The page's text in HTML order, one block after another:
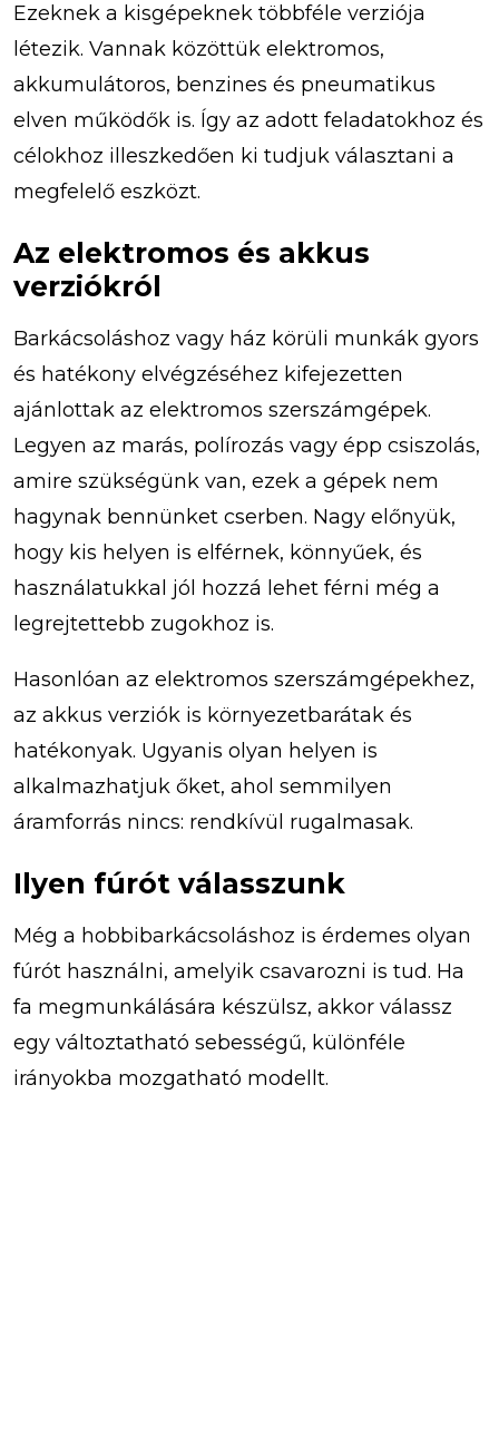
Ezeknek a kisgépeknek többféle verziója
létezik. Vannak közöttük elektromos,
akkumulátoros, benzines és pneumatikus
elven működők is. Így az adott feladatokhoz és
célokhoz illeszkedően ki tudjuk választani a
megfelelő eszközt.
Az elektromos és akkus
verziókról
Barkácsoláshoz vagy ház körüli munkák gyors
és hatékony elvégzéséhez kifejezetten
ajánlottak az elektromos szerszámgépek.
Legyen az marás, polírozás vagy épp csiszolás,
amire szükségünk van, ezek a gépek nem
hagynak bennünket cserben. Nagy előnyük,
hogy kis helyen is elférnek, könnyűek, és
használatukkal jól hozzá lehet férni még a
legrejtettebb zugokhoz is.
Hasonlóan az elektromos szerszámgépekhez,
az akkus verziók is környezetbarátak és
hatékonyak. Ugyanis olyan helyen is
alkalmazhatjuk őket, ahol semmilyen
áramforrás nincs: rendkívül rugalmasak.
Ilyen fúrót válasszunk
Még a hobbibarkácsoláshoz is érdemes olyan
fúrót használni, amelyik csavarozni is tud. Ha
fa megmunkálására készülsz, akkor válassz
egy változtatható sebességű, különféle
irányokba mozgatható modellt.